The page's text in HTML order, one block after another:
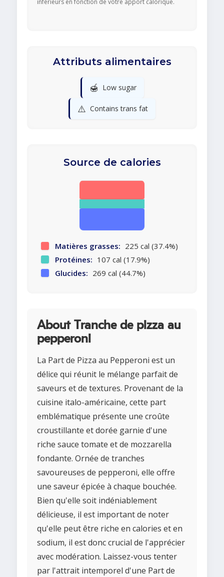
inférieurs en fonction de votre apport calorique.
Attributs alimentaires
🍯 Low sugar
⚠️ Contains trans fat
Source de calories
Matières grasses: 225 cal (37.4%)
Protéines: 107 cal (17.9%)
Glucides: 269 cal (44.7%)
About Tranche de pizza au
pepperoni
La Part de Pizza au Pepperoni est un
délice qui réunit le mélange parfait de
saveurs et de textures. Provenant de la
cuisine italo-américaine, cette part
emblématique présente une croûte
croustillante et dorée garnie d'une
riche sauce tomate et de mozzarella
fondante. Ornée de tranches
savoureuses de pepperoni, elle offre
une saveur épicée à chaque bouchée.
Bien qu'elle soit indéniablement
délicieuse, il est important de noter
qu'elle peut être riche en calories et en
sodium, il est donc crucial de l'apprécier
avec modération. Laissez-vous tenter
par l'attrait intemporel d'une Part de